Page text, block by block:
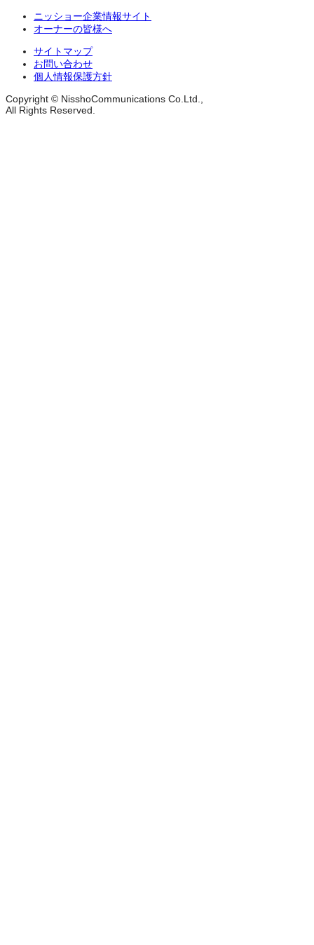
ニッショー企業情報サイト
オーナーの皆様へ
サイトマップ
お問い合わせ
個人情報保護方針
Copyright © NisshoCommunications Co.Ltd.,
All Rights Reserved.